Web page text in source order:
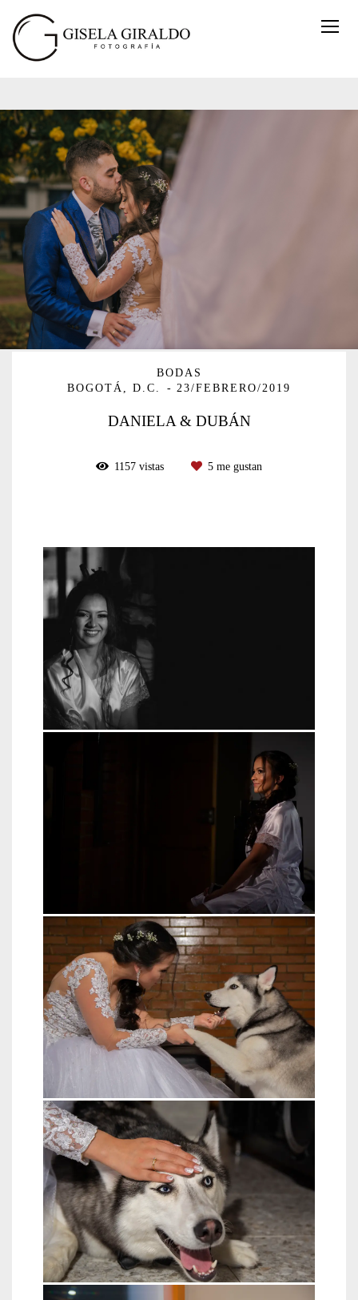
BODAS
BOGOTÁ, D.C.
23/FEBRERO/2019
DANIELA & DUBÁN
1157 vistas 5 me gustan